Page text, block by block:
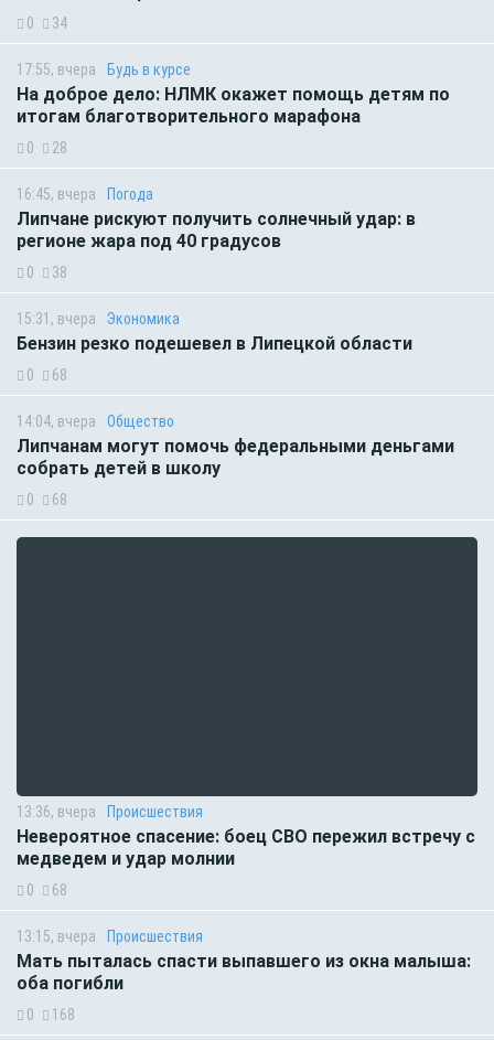
0 34
17:55, вчера Будь в курсе
На доброе дело: НЛМК окажет помощь детям по
итогам благотворительного марафона
0 28
16:45, вчера Погода
Липчане рискуют получить солнечный удар: в
регионе жара под 40 градусов
0 38
15:31, вчера Экономика
Бензин резко подешевел в Липецкой области
0 68
14:04, вчера Общество
Липчанам могут помочь федеральными деньгами
собрать детей в школу
0 68
13:36, вчера Происшествия
Невероятное спасение: боец СВО пережил встречу с
медведем и удар молнии
0 68
13:15, вчера Происшествия
Мать пыталась спасти выпавшего из окна малыша:
оба погибли
0 168